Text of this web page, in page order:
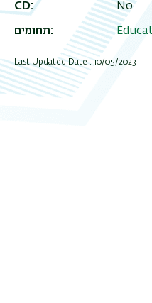
CD No
תחומים
Last Updated Date : 10/05/2023